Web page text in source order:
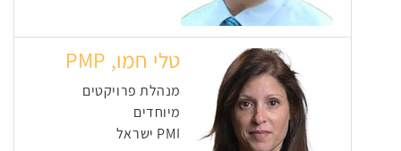
טלי חמו, PMP
מנהלת פרויקטים
מיוחדים
PMI ישראל